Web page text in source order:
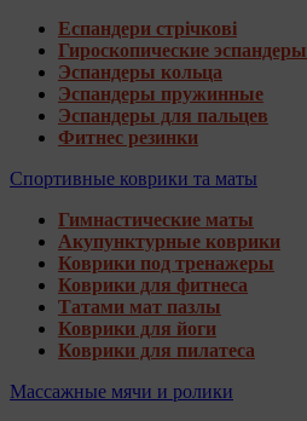
Еспандери стрічкові
Гироскопические эспандеры
Эспандеры кольца
Эспандеры пружинные
Эспандеры для пальцев
Фитнес резинки
Спортивные коврики та маты
Гимнастические маты
Акупунктурные коврики
Коврики под тренажеры
Коврики для фитнеса
Татами мат пазлы
Коврики для йоги
Коврики для пилатеса
Массажные мячи и ролики